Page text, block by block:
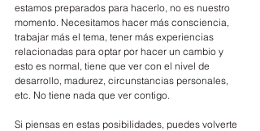
estamos preparados para hacerlo, no es nuestro
momento. Necesitamos hacer más consciencia,
trabajar más el tema, tener más experiencias
relacionadas para optar por hacer un cambio y
esto es normal, tiene que ver con el nivel de
desarrollo, madurez, circunstancias personales,
etc. No tiene nada que ver contigo.
Si piensas en estas posibilidades, puedes volverte